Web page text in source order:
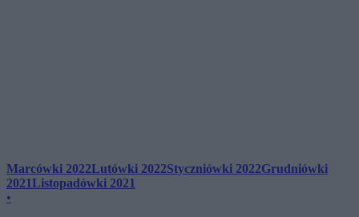
Marcówki 2022Lutówki 2022Styczniówki 2022Grudniówki
2021Listopadówki 2021
•